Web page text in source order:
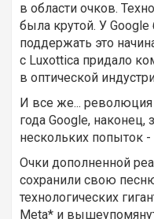
в области очков.
была крутой. У
поддержать это
с Luxottica придало
в оптической
И все же... революция
года Google, наконец,
нескольких попыток -
Очки дополненной
сохранили свою
технологических
Meta* и